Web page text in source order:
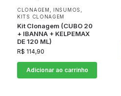
CLONAGEM INSUMOS
KITS CLONAGEM
Kit Clonagem (CUBO 20
+ IBANNA + KELPEMAX
DE 120 ML)
R$ 114,90
Adicionar ao carrinho